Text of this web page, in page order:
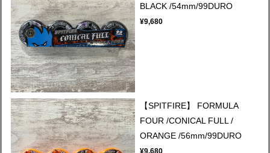
BLACK /54mm/99DURO
¥9,680
【SPITFIRE】 FORMULA
FOUR /CONICAL FULL /
ORANGE /56mm/99DURO
¥9,680